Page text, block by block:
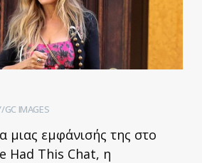
GC IMAGES
μιας εμφάνισής της στο
Had This Chat, η